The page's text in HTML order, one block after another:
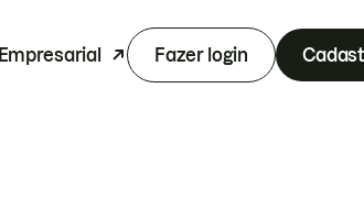
Empresarial Fazer login